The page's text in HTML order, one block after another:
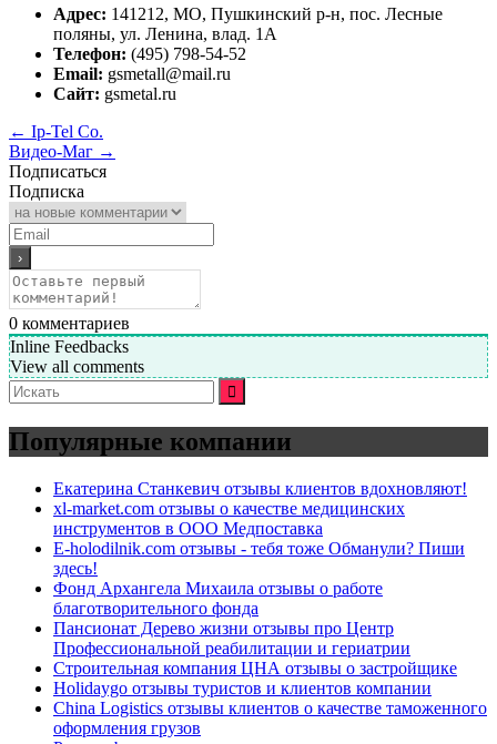
Адрес: 141212, МО, Пушкинский р-н, пос. Лесные
поляны, ул. Ленина, влад. 1А
Телефон: (495) 798-54-52
Email: gsmetall@mail.ru
Сайт: gsmetal.ru
← Ip-Tel Co.
Видео-Маг →
Подписаться
Подписка
0 комментариев
Inline Feedbacks
View all comments
Искать:
Популярные компании
Екатерина Станкевич отзывы клиентов вдохновляют!
xl-market.com отзывы о качестве медицинских
инструментов в ООО Медпоставка
E-holodilnik.com отзывы - тебя тоже Обманули? Пиши
здесь!
Фонд Архангела Михаила отзывы о работе
благотворительного фонда
Пансионат Дерево жизни отзывы про Центр
Профессиональной реабилитации и гериатрии
Строительная компания ЦНА отзывы о застройщике
Holidaygo отзывы туристов и клиентов компании
China Logistics отзывы клиентов о качестве таможенного
оформления грузов